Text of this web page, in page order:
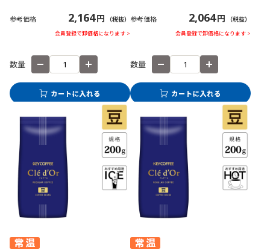
参考価格 2,164円 （税抜）
会員登録で卸価格になります >
数量
参考価格 2,064円 （税抜）
会員登録で卸価格になります >
数量